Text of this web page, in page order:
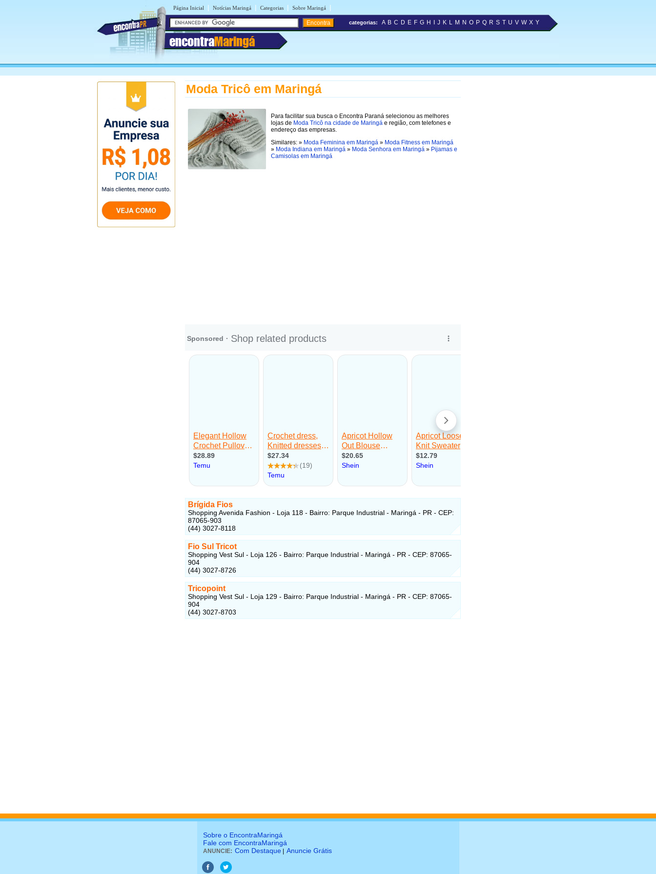
Página Inicial | Notícias Maringá | Categorias | Sobre Maringá |
encontraMaringá
categorias: A B C D E F G H J K L M N O P Q R S T U V W X Y
Moda Tricô em Maringá
Para facilitar sua busca o Encontra Paraná selecionou as melhores
lojas de Moda Tricô na cidade de Maringá e região, com telefones e
endereço das empresas.
Similares: » Moda Feminina em Maringá » Moda Fitness em Maringá
» Moda Indiana em Maringá » Moda Senhora em Maringá » Pijamas e
Camisolas em Maringá
Brígida Fios
Shopping Avenida Fashion - Loja 118 - Bairro: Parque Industrial - Maringá - PR - CEP:
87065-903
(44) 3027-8118
Fio Sul Tricot
Shopping Vest Sul - Loja 126 - Bairro: Parque Industrial - Maringá - PR - CEP: 87065-
904
(44) 3027-8726
Tricopoint
Shopping Vest Sul - Loja 129 - Bairro: Parque Industrial - Maringá - PR - CEP: 87065-
904
(44) 3027-8703
Sobre o EncontraMaringá
Fale com EncontraMaringá
ANUNCIE: Com Destaque Anuncie Grátis